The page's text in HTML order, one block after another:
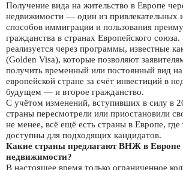
Получение вида на жительство в Европе
недвижимости — один из привлекательных
способов иммиграции и пользования
гражданства в странах Европейского
реализуется через программы, известные
(Golden Visa), которые позволяют
получить временный или постоянный вид
европейской стране за счёт инвестиций в
будущем — и второе гражданство.
С учётом изменений, вступивших в силу в
страны пересмотрели или приостановили
не менее, всё ещё есть страны в Европе,
доступны для подходящих кандидатов.
Какие страны предлагают ВНЖ в Европе
недвижимости?
В настоящее время только ограниченное